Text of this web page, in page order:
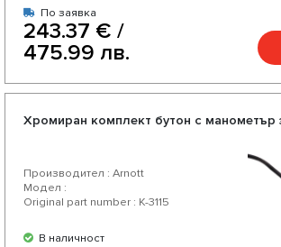
По заявка
243.37 € /
475.99 лв.
Хромиран комплект бутон с манометър
Производител : Arnott
Модел :
Original part number : K-3115
В наличност